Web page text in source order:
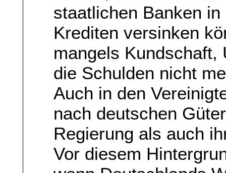
staatlichen Banken
Krediten versinken
mangels Kundschaft,
die Schulden nicht
Auch in den
nach deutschen
Regierung als auch
Vor diesem